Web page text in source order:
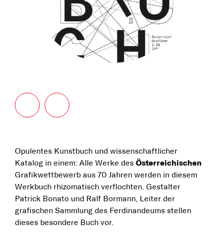
Opulentes Kunstbuch und wissenschaftlicher
Katalog in einem: Alle Werke des Österreichischen
Grafikwettbewerb aus 70 Jahren werden in diesem
Werkbuch rhizomatisch verflochten. Gestalter
Patrick Bonato und Ralf Bormann, Leiter der
grafischen Sammlung des Ferdinandeums stellen
dieses besondere Buch vor.